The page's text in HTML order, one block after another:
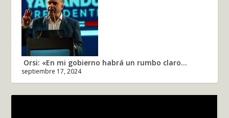
Orsi: «En mi gobierno habrá un rumbo claro...
septiembre 17, 2024